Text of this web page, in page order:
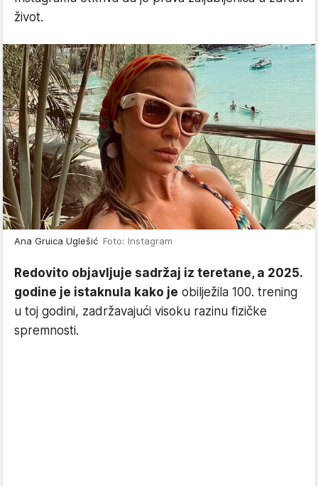
život.
Ana Gruica Uglešić Foto: Instagram
Redovito objavljuje sadržaj iz teretane, a 2025.
godine je istaknula kako je obilježila 100. trening
u toj godini, zadržavajući visoku razinu fizičke
spremnosti.